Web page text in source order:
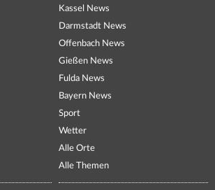
Kassel News
Darmstadt News
Offenbach News
Gießen News
Fulda News
Bayern News
Sport
Wetter
Alle Orte
Alle Themen